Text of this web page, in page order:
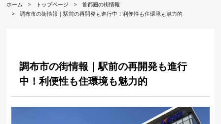
ホーム トップページ
首都圏の街情報
調布市の街情報｜駅前の再開発も進行中！利便性も住環境も魅力的
調布市の街情報｜駅前の再開発も進行
中！利便性も住環境も魅力的